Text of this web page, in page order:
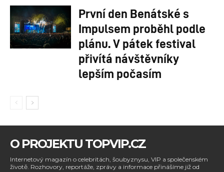
První den Benátské s
Impulsem proběhl podle
plánu. V pátek festival
přivítá návštěvníky
lepším počasím
O PROJEKTU TOPVIP.CZ
Internetový magazín o celebritách, šoubyznysu, VIP a společenském
životě. Rozhovory, reportáže, zprávy a informace přinášíme již od